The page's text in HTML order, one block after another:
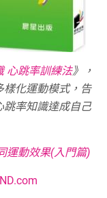
心跳率訓練法》，
樣化運動模式，告
跳率知識達成自己
運動效果(入門篇)